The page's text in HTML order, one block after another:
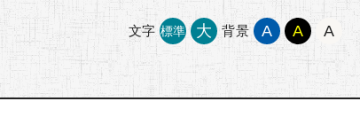
文字 標準 大 背景 A A A